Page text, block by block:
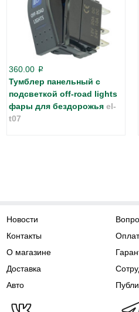
360.00 p
Тумблер панельный с
подсветкой off-road lights
фары для бездорожья el-
t07
Новости
Контакты
О магазине
Доставка
Авто